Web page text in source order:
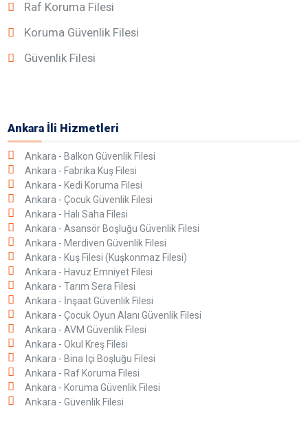
Raf Koruma Filesi
Koruma Güvenlik Filesi
Güvenlik Filesi
Ankara İli Hizmetleri
Ankara - Balkon Güvenlik Filesi
Ankara - Fabrika Kuş Filesi
Ankara - Kedi Koruma Filesi
Ankara - Çocuk Güvenlik Filesi
Ankara - Halı Saha Filesi
Ankara - Asansör Boşluğu Güvenlik Filesi
Ankara - Merdiven Güvenlik Filesi
Ankara - Kuş Filesi (Kuşkonmaz Filesi)
Ankara - Havuz Emniyet Filesi
Ankara - Tarım Sera Filesi
Ankara - İnşaat Güvenlik Filesi
Ankara - Çocuk Oyun Alanı Güvenlik Filesi
Ankara - AVM Güvenlik Filesi
Ankara - Okul Kreş Filesi
Ankara - Bina İçi Boşluğu Filesi
Ankara - Raf Koruma Filesi
Ankara - Koruma Güvenlik Filesi
Ankara - Güvenlik Filesi